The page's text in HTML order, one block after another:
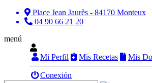
Place Jean Jaurès - 84170 Monteux
04 90 66 21 20
menú
Mi Perfil Mis Recetas Mis
Conexión